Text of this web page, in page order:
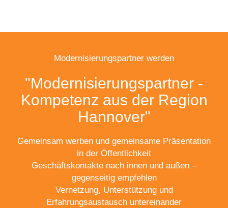
Modernisierungspartner werden
"Modernisierungspartner -
Kompetenz aus der Region
Hannover"
Gemeinsam werben und gemeinsame Präsentation
in der Öffentlichkeit
Geschäftskontakte nach innen und außen –
gegenseitig empfehlen
Vernetzung, Unterstützung und
Erfahrungsaustausch untereinander